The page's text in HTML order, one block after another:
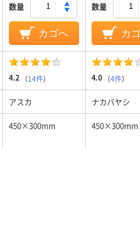
数量
カゴへ
数量
カ
4.2 （14件） 4.0 （4件）
アスカ ナカバヤシ
450×300mm 450×300mm